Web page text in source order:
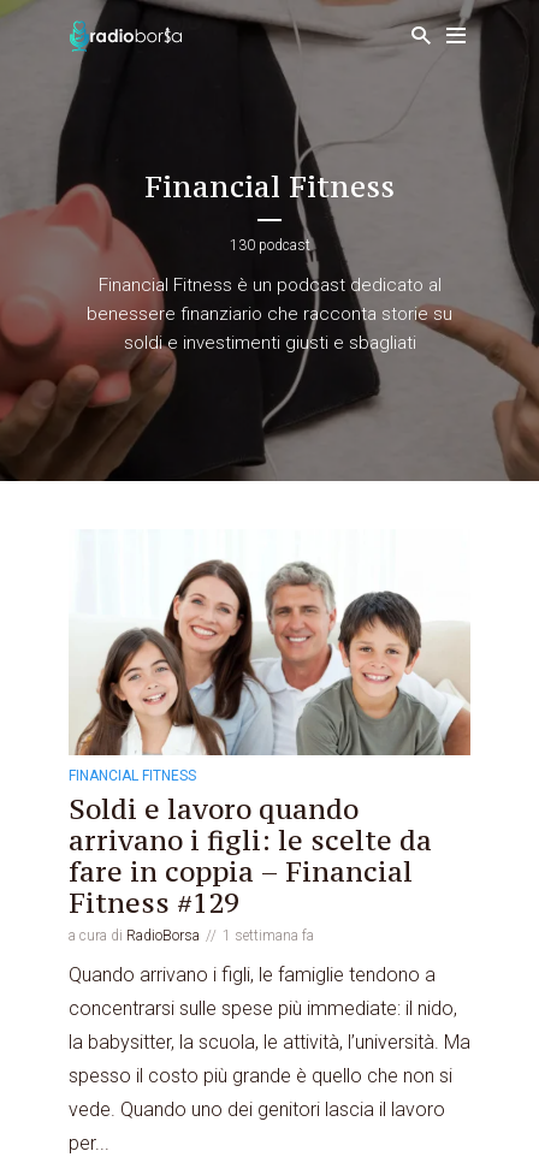
Financial Fitness
130 podcast
Financial Fitness è un podcast dedicato al
benessere finanziario che racconta storie su
soldi e investimenti giusti e sbagliati
FINANCIAL FITNESS
Soldi e lavoro quando
arrivano i figli: le scelte da
fare in coppia – Financial
Fitness #129
a cura di RadioBorsa 1 settimana fa
Quando arrivano i figli, le famiglie tendono a
concentrarsi sulle spese più immediate: il nido,
la babysitter, la scuola, le attività, l’università. Ma
spesso il costo più grande è quello che non si
vede. Quando uno dei genitori lascia il lavoro
per...